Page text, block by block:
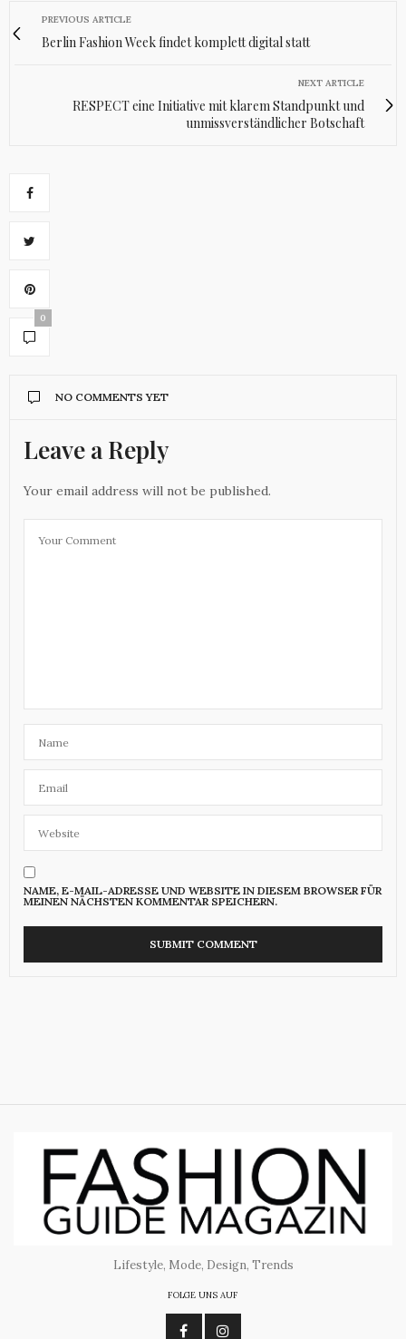
PREVIOUS ARTICLE
Berlin Fashion Week findet komplett digital statt
NEXT ARTICLE
RESPECT eine Initiative mit klarem Standpunkt und
unmissverständlicher Botschaft
0
NO COMMENTS YET
Leave a Reply
Your email address will not be published.
NAME, E-MAIL-ADRESSE UND WEBSITE IN DIESEM BROWSER FÜR
MEINEN NÄCHSTEN KOMMENTAR SPEICHERN.
Lifestyle, Mode, Design, Trends
FOLGE UNS AUF